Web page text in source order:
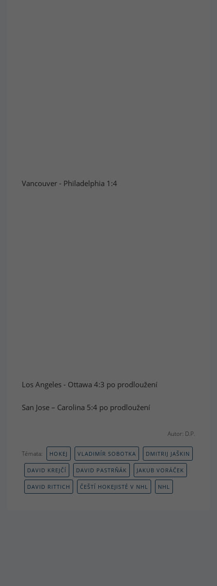
Vancouver - Philadelphia 1:4
Los Angeles - Ottawa 4:3 po prodloužení
San Jose – Carolina 5:4 po prodloužení
Autor: D.P.
Témata: HOKEJ VLADIMÍR SOBOTKA DMITRIJ JAŠKIN
DAVID KREJČÍ DAVID PASTRŇÁK JAKUB VORÁČEK
DAVID RITTICH ČEŠTÍ HOKEJISTÉ V NHL NHL